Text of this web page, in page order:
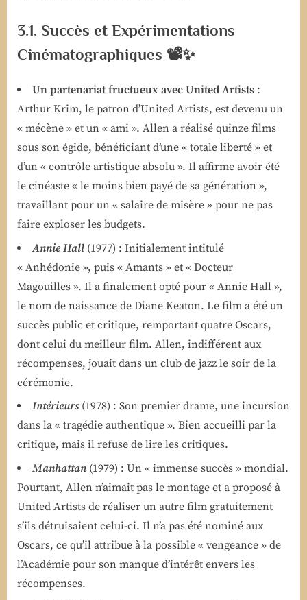
3.1. Succès et Expérimentations
Cinématographiques 📽️✨
Un partenariat fructueux avec United Artists :
Arthur Krim, le patron d’United Artists, est devenu un
« mécène » et un « ami ». Allen a réalisé quinze films
sous son égide, bénéficiant d’une « totale liberté » et
d’un « contrôle artistique absolu ». Il affirme avoir été
le cinéaste « le moins bien payé de sa génération »,
travaillant pour un « salaire de misère » pour ne pas
faire exploser les budgets.
Annie Hall (1977) : Initialement intitulé
« Anhédonie », puis « Amants » et « Docteur
Magouilles ». Il a finalement opté pour « Annie Hall »,
le nom de naissance de Diane Keaton. Le film a été un
succès public et critique, remportant quatre Oscars,
dont celui du meilleur film. Allen, indifférent aux
récompenses, jouait dans un club de jazz le soir de la
cérémonie.
Intérieurs(1978) : Son premier drame, une incursion
dans la « tragédie authentique ». Bien accueilli par la
critique, mais il refuse de lire les critiques.
Manhattan(1979) : Un « immense succès » mondial.
Pourtant, Allen n’aimait pas le montage et a proposé à
United Artists de réaliser un autre film gratuitement
s’ils détruisaient celui-ci. Il n’a pas été nominé aux
Oscars, ce qu’il attribue à la possible « vengeance » de
l’Académie pour son manque d’intérêt envers les
récompenses.